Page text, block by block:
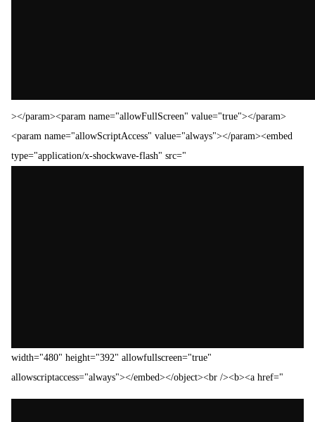
></param><param name="allowFullScreen" value="true"></param>
<param name="allowScriptAccess" value="always"></param><embed
type="application/x-shockwave-flash" src="
width="480" height="392" allowfullscreen="true"
allowscriptaccess="always"></embed></object><br /><b><a href="